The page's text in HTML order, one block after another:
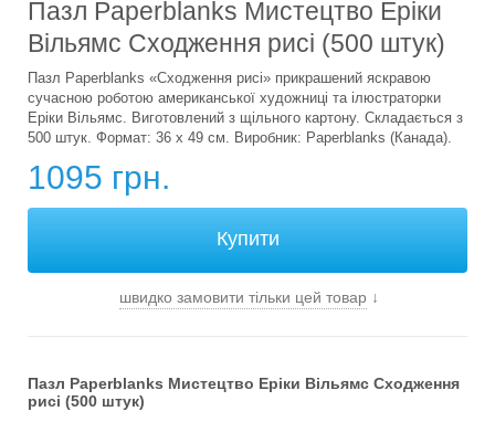
Пазл Paperblanks Мистецтво Еріки
Вільямс Сходження рисі (500 штук)
Пазл Paperblanks «Сходження рисі» прикрашений яскравою
сучасною роботою американської художниці та ілюстраторки
Еріки Вільямс. Виготовлений з щільного картону. Складається з
500 штук. Формат: 36 х 49 см. Виробник: Paperblanks (Канада).
1095 грн.
швидко замовити тільки цей товар↓
Пазл Paperblanks Мистецтво Еріки Вільямс Сходження
рисі (500 штук)